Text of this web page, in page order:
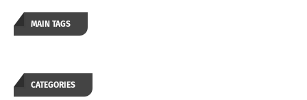
MAIN TAGS
CATEGORIES